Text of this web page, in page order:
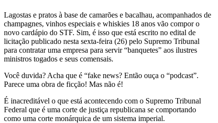
Lagostas e pratos à base de camarões e bacalhau, acompanhados de
champagnes, vinhos especiais e whiskies 18 anos vão compor o
novo cardápio do STF. Sim, é isso que está escrito no edital de
licitação publicado nesta sexta-feira (26) pelo Supremo Tribunal
para contratar uma empresa para servir “banquetes” aos ilustres
ministros togados e seus comensais.
Você duvida? Acha que é “fake news? Então ouça o “podcast”.
Parece uma obra de ficção! Mas não é!
É inacreditável o que está acontecendo com o Supremo Tribunal
Federal que é uma corte de justiça republicana se comportando
como uma corte monárquica de um sistema imperial.